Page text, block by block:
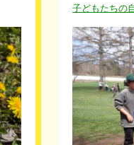
子どもたちの